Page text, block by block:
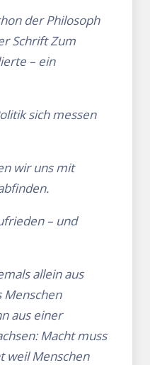
der Philosoph
Schrift Zum
– ein
sich messen
wir uns mit
– und
allein aus
Menschen
aus einer
Macht muss
weil Menschen